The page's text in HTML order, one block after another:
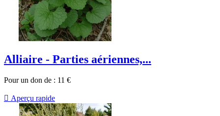
Alliaire - Parties aériennes,...
Pour un don de : 11 €
 Aperçu rapide